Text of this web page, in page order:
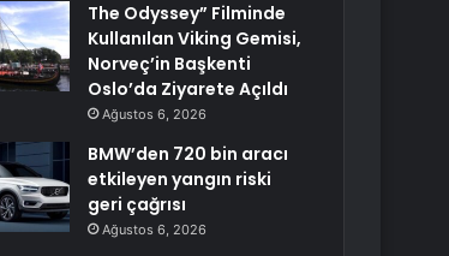
The Odyssey” Filminde
Kullanılan Viking Gemisi,
Norveç’in Başkenti
Oslo’da Ziyarete Açıldı
Ağustos 6, 2026
BMW’den 720 bin aracı
etkileyen yangın riski
geri çağrısı
Ağustos 6, 2026